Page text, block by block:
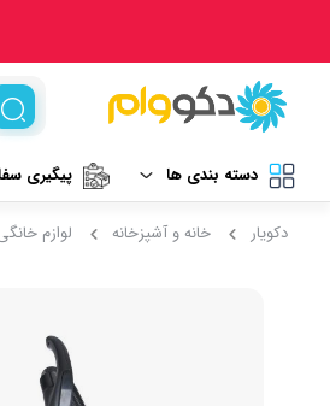
دسته بندی ها
لوازم برقی آشپزخانه
پیگیری
دکویار خانه و آشپزخانه لوازم